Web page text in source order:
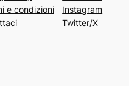
e condizioni
Instagram
Twitter/X